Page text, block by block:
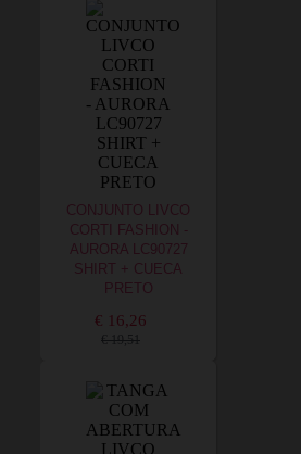
CONJUNTO LIVCO
CORTI FASHION -
AURORA LC90727
SHIRT + CUECA
PRETO
€ 16,26
€ 19,51